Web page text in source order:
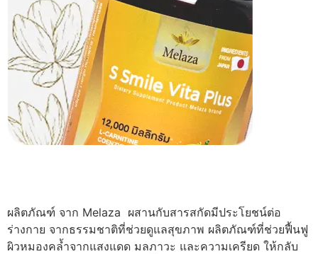
ผลิตภัณฑ์ จาก Melaza ผสานกับสารสกัดมีประโยชน์ต่อ
ร่างกาย จากธรรมชาติที่ช่วยดูแลสุขภาพ ผลิตภัณฑ์ที่ช่วยฟื้นฟู
ผิวหมองคล้ำจากแสงแดด มลภาวะ และความเครียด ให้กลับ